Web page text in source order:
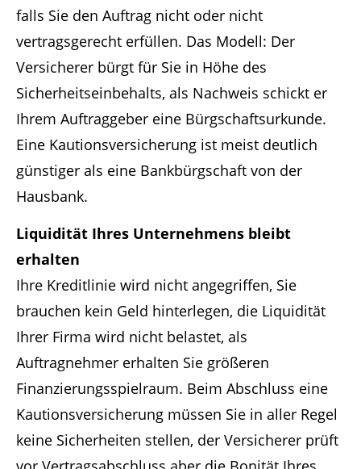
falls Sie den Auftrag nicht oder nicht
vertragsgerecht erfüllen. Das Modell: Der
Versicherer bürgt für Sie in Höhe des
Sicherheitseinbehalts, als Nachweis schickt er
Ihrem Auftraggeber eine Bürgschaftsurkunde.
Eine Kautionsversicherung ist meist deutlich
günstiger als eine Bankbürgschaft von der
Hausbank.
Liquidität Ihres Unternehmens bleibt
erhalten
Ihre Kreditlinie wird nicht angegriffen, Sie
brauchen kein Geld hinterlegen, die Liquidität
Ihrer Firma wird nicht belastet, als
Auftragnehmer erhalten Sie größeren
Finanzierungsspielraum. Beim Abschluss eine
Kautionsversicherung müssen Sie in aller Regel
keine Sicherheiten stellen, der Versicherer prüft